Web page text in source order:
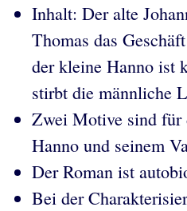
Inhalt: Der alte
Thomas das
der kleine Hanno ist
stirbt die männliche
Zwei Motive sind für
Hanno und seinem
Der Roman ist
Bei der